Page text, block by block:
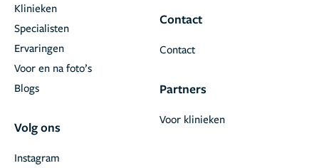
Klinieken
Specialisten
Ervaringen
Voor en na foto’s
Blogs
Volg ons
Instagram
Contact
Contact
Partners
Voor klinieken